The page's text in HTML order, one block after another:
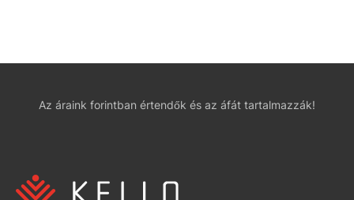
Az áraink forintban értendők és az áfát tartalmazzák!